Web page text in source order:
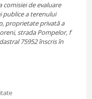
de evaluare
publice a terenului
proprietate privată a
strada Pompelor, f
75952 înscris în